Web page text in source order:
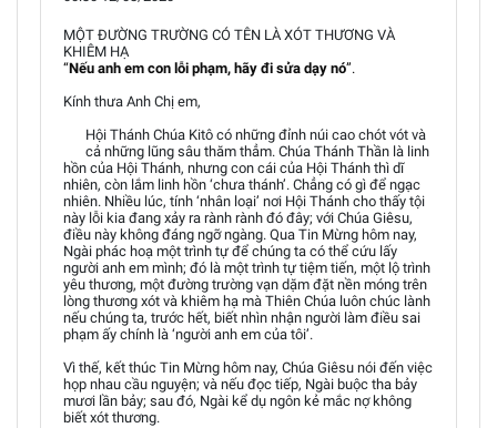
MỘT ĐƯỜNG TRƯỜNG CÓ TÊN LÀ XÓT THƯƠNG VÀ
KHIÊM HẠ
“Nếu anh em con lỗi phạm, hãy đi sửa dạy nó”.
Kính thưa Anh Chị em,
Hội Thánh Chúa Kitô có những đỉnh núi cao chót vót và
cả những lũng sâu thăm thẳm. Chúa Thánh Thần là linh
hồn của Hội Thánh, nhưng con cái của Hội Thánh thì dĩ
nhiên, còn lắm linh hồn ‘chưa thánh’. Chẳng có gì để ngạc
nhiên. Nhiều lúc, tính ‘nhân loại’ nơi Hội Thánh cho thấy tội
này lỗi kia đang xảy ra rành rành đó đây; với Chúa Giêsu,
điều này không đáng ngỡ ngàng. Qua Tin Mừng hôm nay,
Ngài phác hoạ một trình tự để chúng ta có thể cứu lấy
người anh em mình; đó là một trình tự tiệm tiến, một lộ trình
yêu thương, một đường trường vạn dặm đặt nền móng trên
lòng thương xót và khiêm hạ mà Thiên Chúa luôn chúc lành
nếu chúng ta, trước hết, biết nhìn nhận người làm điều sai
phạm ấy chính là ‘người anh em của tôi’.
Vì thế, kết thúc Tin Mừng hôm nay, Chúa Giêsu nói đến việc
họp nhau cầu nguyện; và nếu đọc tiếp, Ngài buộc tha bảy
mươi lần bảy; sau đó, Ngài kể dụ ngôn kẻ mắc nợ không
biết xót thương.